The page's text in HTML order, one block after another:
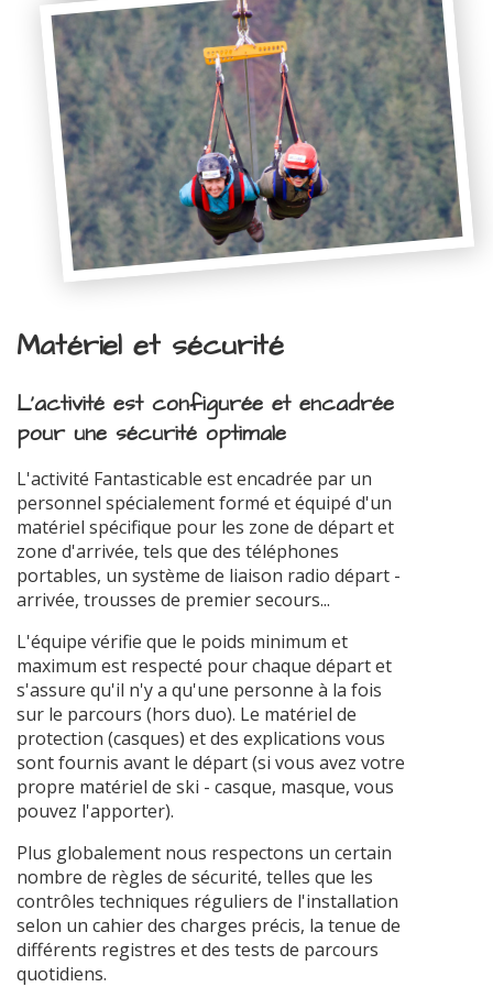
Matériel et sécurité
L'activité est configurée et encadrée
pour une sécurité optimale
L'activité Fantasticable est encadrée par un
personnel spécialement formé et équipé d'un
matériel spécifique pour les zone de départ et
zone d'arrivée, tels que des téléphones
portables, un système de liaison radio départ -
arrivée, trousses de premier secours...
L'équipe vérifie que le poids minimum et
maximum est respecté pour chaque départ et
s'assure qu'il n'y a qu'une personne à la fois
sur le parcours (hors duo). Le matériel de
protection (casques) et des explications vous
sont fournis avant le départ (si vous avez votre
propre matériel de ski - casque, masque, vous
pouvez l'apporter).
Plus globalement nous respectons un certain
nombre de règles de sécurité, telles que les
contrôles techniques réguliers de l'installation
selon un cahier des charges précis, la tenue de
différents registres et des tests de parcours
quotidiens.